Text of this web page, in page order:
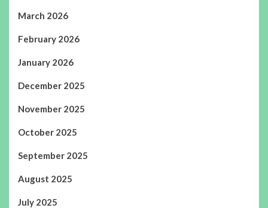
March 2026
February 2026
January 2026
December 2025
November 2025
October 2025
September 2025
August 2025
July 2025